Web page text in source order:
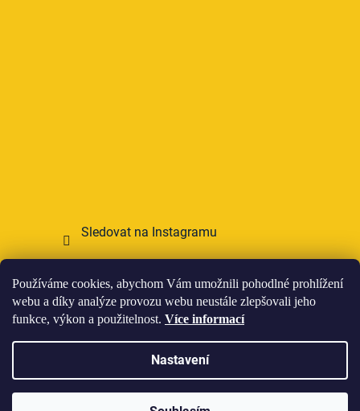
Používáme cookies, abychom Vám umožnili pohodlné prohlížení
webu a díky analýze provozu webu neustále zlepšovali jeho
funkce, výkon a použitelnost. Více informací
Nastavení
Sledovat na Instagramu
Přijímáme online platby
Vytvořil Shoptet